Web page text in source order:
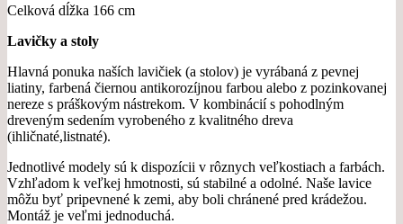
Celková dĺžka 166 cm
Lavičky a stoly
Hlavná ponuka naších lavičiek (a stolov) je vyrábaná z pevnej
liatiny, farbená čiernou antikorozíjnou farbou alebo z pozinkovanej
nereze s práškovým nástrekom. V kombinácií s pohodlným
dreveným sedením vyrobeného z kvalitného dreva
(ihličnaté,listnaté).
Jednotlivé modely sú k dispozícii v rôznych veľkostiach a farbách.
Vzhľadom k veľkej hmotnosti, sú stabilné a odolné. Naše lavice
môžu byť pripevnené k zemi, aby boli chránené pred krádežou.
Montáž je veľmi jednoduchá.